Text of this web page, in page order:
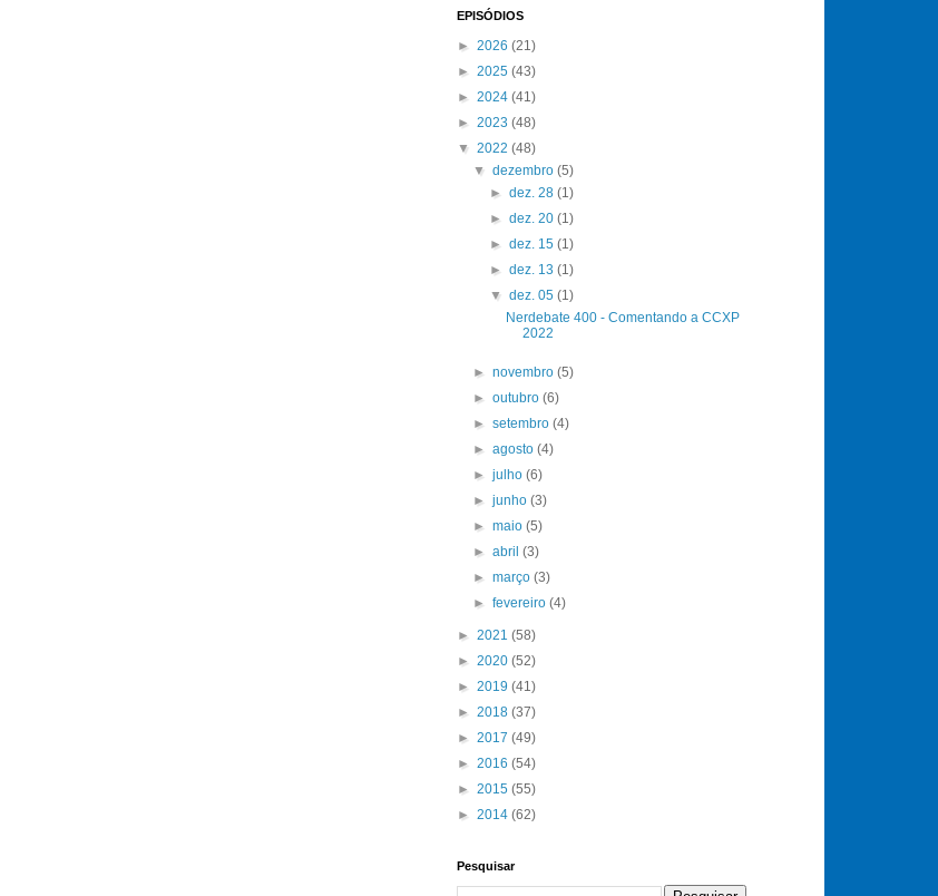
EPISÓDIOS
► 2026 (21)
► 2025 (43)
► 2024 (41)
► 2023 (48)
▼ 2022 (48)
▼dezembro(5)
► dez. 28 (1)
► dez. 20 (1)
► dez. 15 (1)
► dez. 13 (1)
▼ dez. 05 (1)
Nerdebate 400 - Comentando a CCXP
2022
►novembro(5)
►outubro(6)
►setembro(4)
►agosto(4)
►julho(6)
►junho(3)
►maio(5)
►abril(3)
►março(3)
►fevereiro(4)
► 2021 (58)
► 2020 (52)
► 2019 (41)
► 2018 (37)
► 2017 (49)
► 2016 (54)
► 2015 (55)
► 2014 (62)
Pesquisar